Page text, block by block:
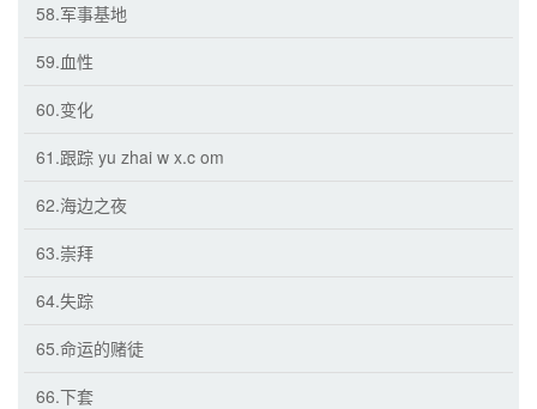
58.军事基地
59.血性
60.变化
61.跟踪 yu zhai w x.c om
62.海边之夜
63.崇拜
64.失踪
65.命运的赌徒
66.下套